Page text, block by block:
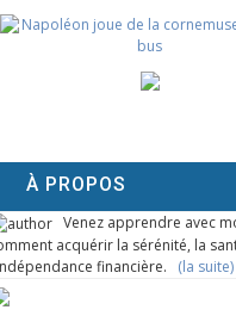
À PROPOS
Venez apprendre avec
acquérir la sérénité, la
financière. (la suite)